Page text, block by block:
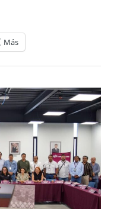
Más